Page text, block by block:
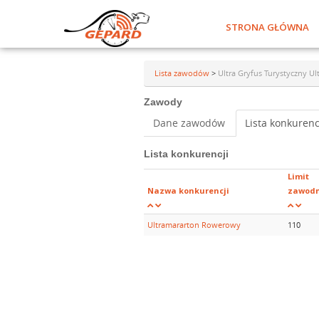
STRONA GŁÓWNA
Lista zawodów > Ultra Gryfus Turystyczny
Zawody
Dane zawodów Lista
Lista konkurencji
Nazwa konkurencji
Limit
Ultramararton Rowerowy 110